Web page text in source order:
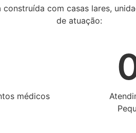
com casas lares,
de atuação:
médicos